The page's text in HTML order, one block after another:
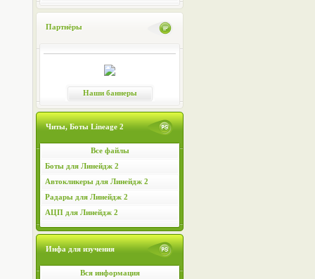
Партнёры
Наши баннеры
Читы, Боты Lineage 2
Все файлы
Боты для Линейдж 2
Автокликеры для Линейдж 2
Радары для Линейдж 2
АЦП для Линейдж 2
Инфа для изучения
Вся информация